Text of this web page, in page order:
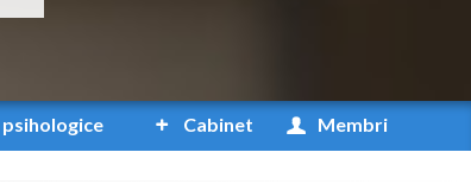
Bistrita-Nasaud
Botosani
psihologice Cabinet Membri